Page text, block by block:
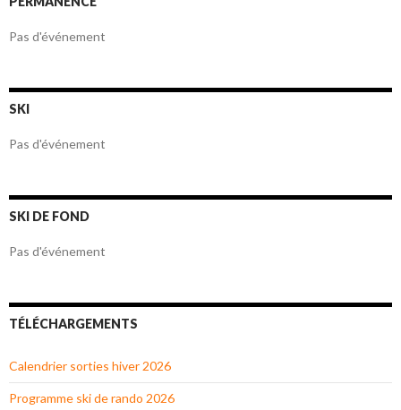
Pas d'événement
SKI
Pas d'événement
SKI DE FOND
Pas d'événement
TÉLÉCHARGEMENTS
Calendrier sorties hiver 2026
Programme ski de rando 2026